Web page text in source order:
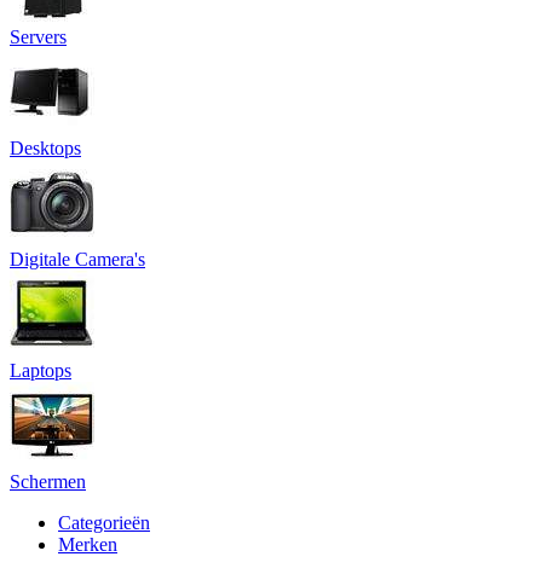
Servers
Desktops
Digitale Camera's
Laptops
Schermen
Categorieën
Merken